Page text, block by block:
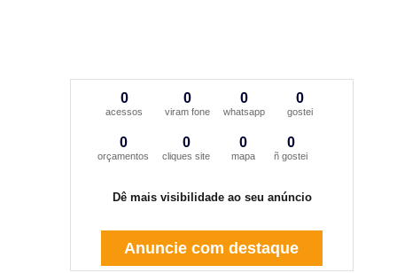
0
acessos
0
viram fone
0
whatsapp
0
gostei
0
orçamentos
0
cliques site
0
mapa
0
ñ gostei
Dê mais visibilidade ao seu anúncio
Anuncie com destaque